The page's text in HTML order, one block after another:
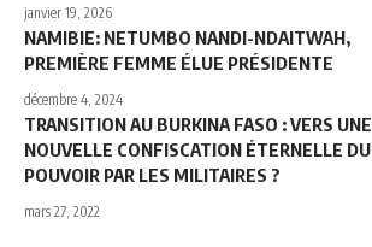
janvier 19, 2026
NAMIBIE: NETUMBO NANDI-NDAITWAH,
PREMIÈRE FEMME ÉLUE PRÉSIDENTE
décembre 4, 2024
TRANSITION AU BURKINA FASO : VERS UNE
NOUVELLE CONFISCATION ÉTERNELLE DU
POUVOIR PAR LES MILITAIRES ?
mars 27, 2022